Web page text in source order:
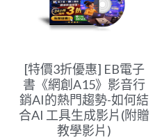
創業商城
[特價3折優惠] EB電子
書《網創A15》影音行
銷AI的熱門趨勢-如何結
合AI 工具生成影片(附贈
教學影片)